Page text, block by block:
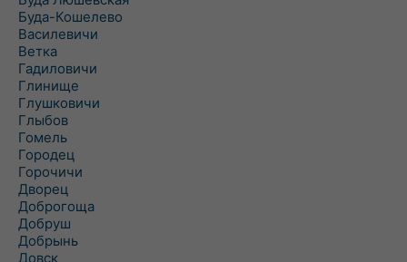
Буда-Кошелево
Василевичи
Ветка
Гадиловичи
Глинище
Глушковичи
Глыбов
Гомель
Городец
Горочичи
Дворец
Доброгоща
Добруш
Добрынь
Довск